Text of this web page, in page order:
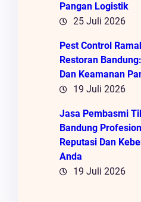
Pangan Logistik
25 Juli 2026
Pest Control
Restoran
Dan Keamanan
19 Juli 2026
Jasa Pembasmi
Bandung
Reputasi Dan
Anda
19 Juli 2026